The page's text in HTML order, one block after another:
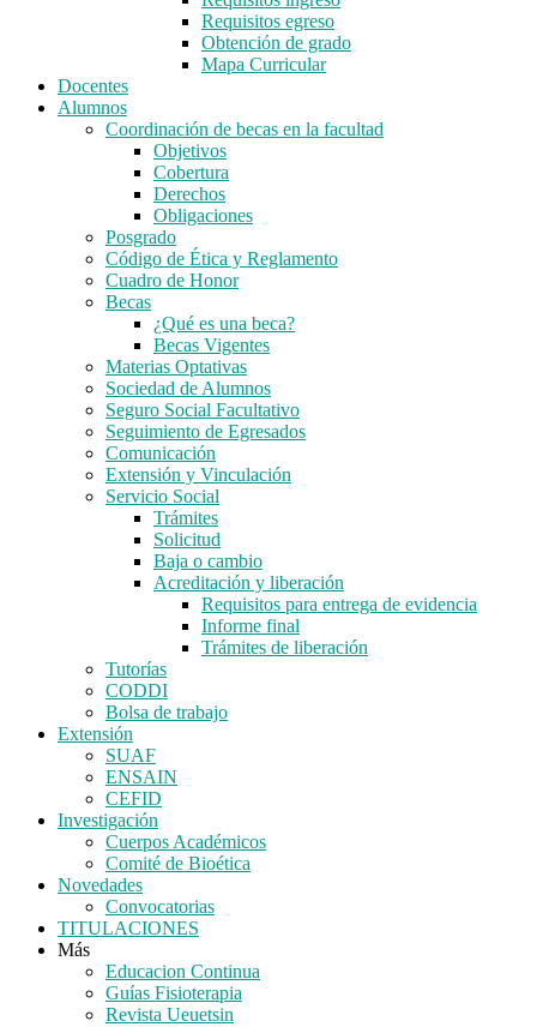
Requisitos egreso
Obtención de grado
Mapa Curricular
Docentes
Alumnos
Coordinación de becas en la facultad
Objetivos
Cobertura
Derechos
Obligaciones
Posgrado
Código de Ética y Reglamento
Cuadro de Honor
Becas
¿Qué es una beca?
Becas Vigentes
Materias Optativas
Sociedad de Alumnos
Seguro Social Facultativo
Seguimiento de Egresados
Comunicación
Extensión y Vinculación
Servicio Social
Trámites
Solicitud
Baja o cambio
Acreditación y liberación
Requisitos para entrega de evidencia
Informe final
Trámites de liberación
Tutorías
CODDI
Bolsa de trabajo
Extensión
SUAF
ENSAIN
CEFID
Investigación
Cuerpos Académicos
Comité de Bioética
Novedades
Convocatorias
TITULACIONES
Más
Educacion Continua
Guías Fisioterapia
Revista Ueuetsin